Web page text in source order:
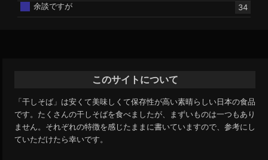
余談ですが
34
このサイトについて
「干しそば」は安くて美味しくて保存性が高い素晴らしい日本の食品
です。たくさんの干しそばを食べましたが、まずいものは一つもあり
ません。それぞれの特徴を感じたままに書いていますので、参考にし
ていただけたら幸いです。